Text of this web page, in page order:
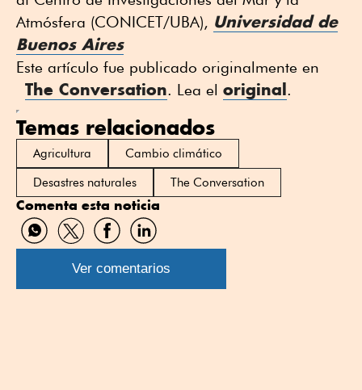
Atmósfera (CONICET/UBA), Universidad de
Buenos Aires
Este artículo fue publicado originalmente en
The Conversation. Lea el original.
Temas relacionados
Agricultura
Cambio climático
Desastres naturales
The Conversation
Comenta esta noticia
Compartir
por
WhatsApp
Compartir
por
Twitter
Compartir
por
Facebook
Compartir
por
Linkedin
Ver comentarios